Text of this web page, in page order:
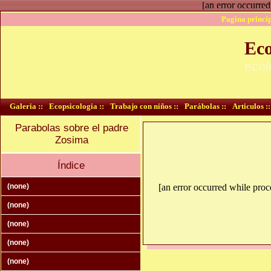
[an error
Pagina
Galeria :: Ecopsicologia :: Trabajo con niños :: Parábolas :: Articulos ::
Parabolas sobre el padre
Zosima
Índice
(none)
(none)
(none)
(none)
(none)
[an error occurred while